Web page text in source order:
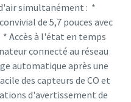
simultanément : *
de 5,7 pouces avec
Accès à l'état en temps
connecté au réseau
automatique après une
des capteurs de CO et
d'avertissement de